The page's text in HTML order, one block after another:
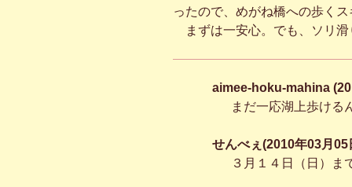
ったので、めがね橋への歩く
まずは一安心。でも、ソリ滑
aimee-hoku-mahina
まだ一応湖上歩ける
せんべぇ(2010年03月05
３月１４日（日）ま